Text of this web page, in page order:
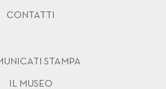
CONTATTI
STAMPA
IL MUSEO